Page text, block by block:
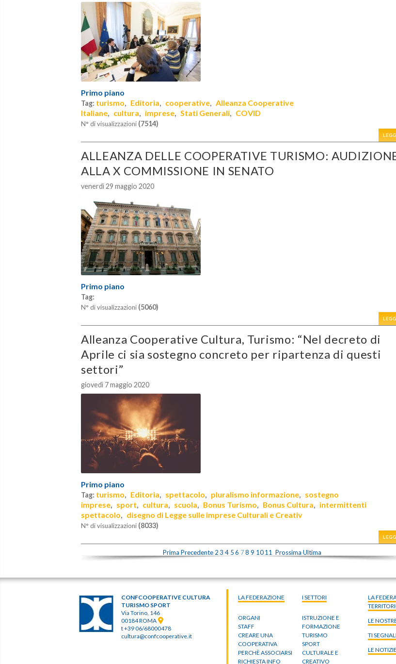
Primo piano
Tag: turismo, Editoria, cooperative,Alleanza Cooperative
Italiane, cultura, imprese,Stati Generali, COVID
N° di visualizzazioni (7514)
ALLEANZA DELLE COOPERATIVE TURISMO:
ALLA X COMMISSIONE IN SENATO
venerdì 29 maggio 2020
Primo piano
Tag:
N° di visualizzazioni (5060)
Alleanza Cooperative Cultura, Turismo: “Nel decreto di
Aprile ci sia sostegno concreto per ripartenza di questi
settori”
giovedì 7 maggio 2020
Primo piano
Tag: turismo, Editoria, spettacolo, pluralismo informazione, sostegno
imprese, sport, cultura, scuola, Bonus Turismo, Bonus Cultura, intermittenti
spettacolo, disegno di Legge sulle imprese Culturali e Creativ
N° di visualizzazioni (8033)
Prima Precedente 2 3 4 5 6 78 9 10 11 Prossima Ultima
LA FEDERAZIONE
ORGANI
STAFF
CREARE UNA
COOPERATIVA
PERCHÈ ASSOCIARSI
RICHIESTA INFO
LA
I SETTORI
ISTRUZIONE E
FORMAZIONE
TURISMO
SPORT
CULTURALE E
CREATIVO
LE
TI
LE NOTIZIE
CONFCOOPERATIVE CULTURA
TURISMO SPORT
Via Torino, 146
00184 ROMA
t +39 06/68000478
cultura@confcooperative.it